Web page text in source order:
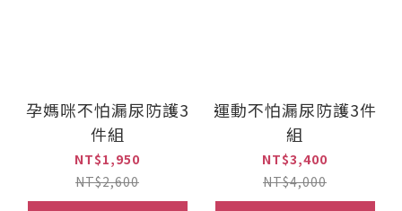
孕媽咪不怕漏尿防護3
件組
NT$1,950
NT$2,600
運動不怕漏尿防護3件
組
NT$3,400
NT$4,000